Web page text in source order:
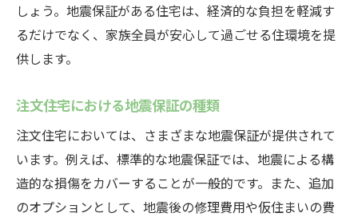
地震保証でさらに安心中津川市で理想の注文住
宅を見つけよう
中津川市の住宅市場と地震保証の重要性
イント
注文住宅を選ぶ際の地震保証の比較
中津川市で地震保証付き住宅を選ぶ理由
しょう。地震保証がある住宅は、経済的な負担を軽減す
るだけでなく、家族全員が安心して過ごせる住環境を提
供します。
注文住宅における地震保証の種類
注文住宅においては、さまざまな地震保証が提供されて
います。例えば、標準的な地震保証では、地震による構
造的な損傷をカバーすることが一般的です。また、追加
のオプションとして、地震後の修理費用や仮住まいの費